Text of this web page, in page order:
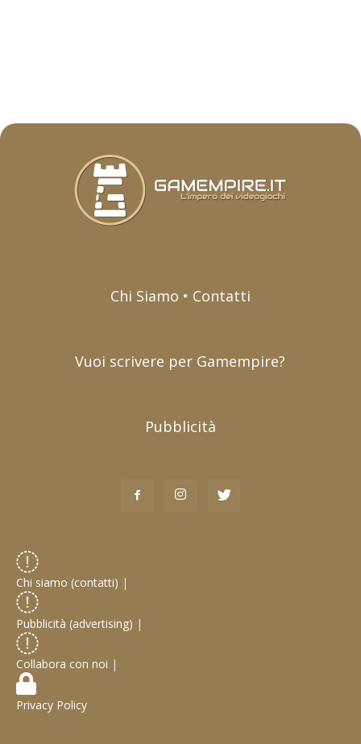
Chi Siamo • Contatti
Vuoi scrivere per Gamempire?
Pubblicità
Chi siamo (contatti) |
Pubblicità (advertising) |
Collabora con noi |
Privacy Policy